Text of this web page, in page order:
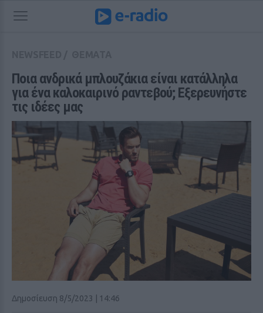
Ποια ανδρικά μπλουζάκια είναι κατάλληλα
για ένα καλοκαιρινό ραντεβού; Εξερευνήστε
τις ιδέες μας
Δημοσίευση 8/5/2023 | 14:46